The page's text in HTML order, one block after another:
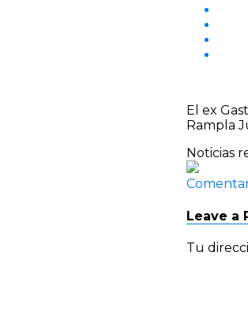
El ex
Rampla
Noticias
Leave a
Tu